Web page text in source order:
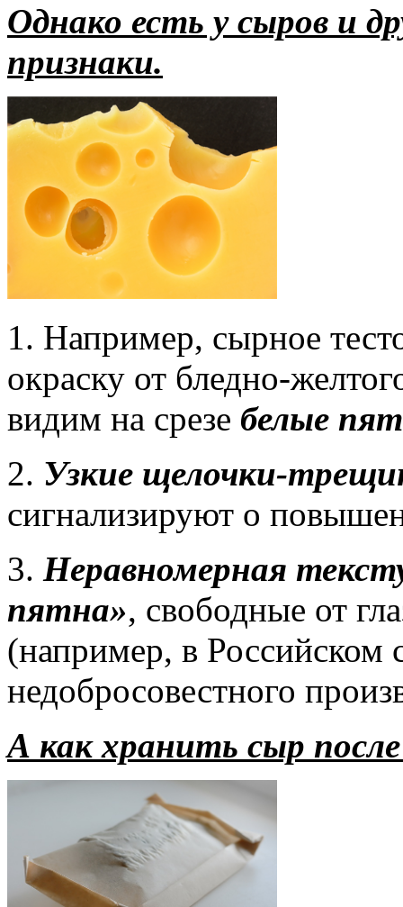
Однако есть у сыров и
признаки.
1. Например, сырное
окраску от бледно-
видим на срезе белые
2. Узкие щелочки-
сигнализируют о
3. Неравномерная
пятна», свободные от
(например, в Российском
недобросовестного
А как хранить сыр